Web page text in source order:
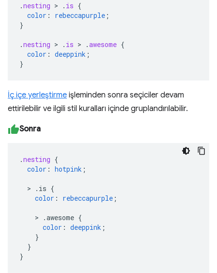
.nesting > . is {
color : rebeccapurple ;
}
.nesting > . is > .awesome {
color : deeppink ;
}
İç içe yerleştirme işleminden sonra seçiciler devam
ettirilebilir ve ilgili stil kuralları içinde gruplandırılabilir.
Sonra
.nesting {
color : hotpink ;
> .is {
color : rebeccapurple ;
> .awesome {
color : deeppink ;
}
}
}